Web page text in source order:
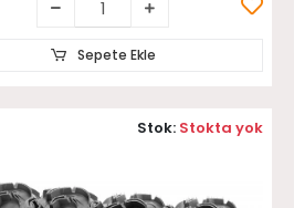
Sepete Ekle
Stok: Stokta yok